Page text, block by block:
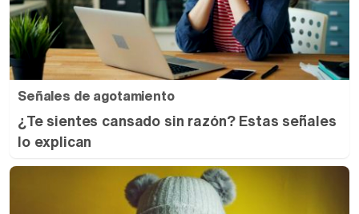
Señales de agotamiento
¿Te sientes cansado sin razón? Estas señales
lo explican